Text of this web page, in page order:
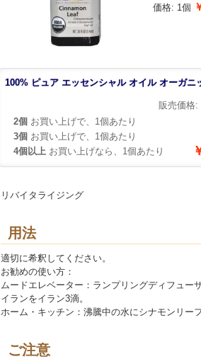
価格: 1個
100% ピュア エッセンシャル オイル オーガニ
販売価格:
2個 お買い上げで、1個あたり
3個 お買い上げで、1個あたり
4個以上 お買い上げなら、1個あたり
リバイタライジング
用法
適切に希釈してください。
お勧めの使い方：
ムードエレベーター：ランプリングディフュー
イランをイラン3滴。
ホーム・キッチン：沸騰中の水にシナモンリーフ
ご注意